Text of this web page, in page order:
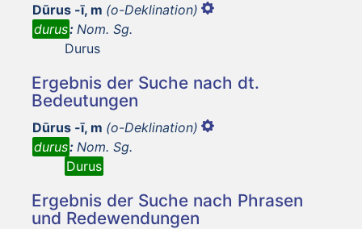
Dūrus -ī, m (o-Deklination)
durus: Nom. Sg.
Durus
Ergebnis der Suche nach dt.
Bedeutungen
Dūrus -ī, m (o-Deklination)
durus: Nom. Sg.
Durus
Ergebnis der Suche nach Phrasen
und Redewendungen